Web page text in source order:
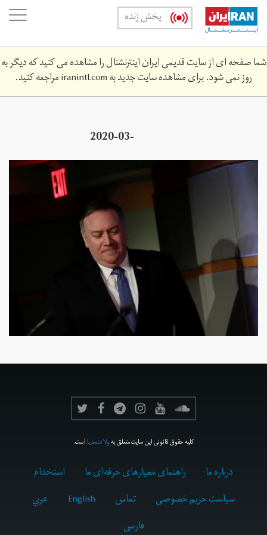
Skip
main
content
پخش زنده
شما صفحه ای از سایت قدیمی ایران اینترنشنال را مشاهده می کنید که دیگر به
روز نمی شود. برای مشاهده سایت جدید بهiranintl.comمراجعه کنید.
2020-03-
afghanistan-pompeo.jpg
کلیه حقوق قانونی این سایت متعلق بهولانت‌مدیااست.
درباره ما راهنمای معیارهای حرفه‌ای ما
استخدام
سیاست حریم خصوصی
تماس English
عربي
فارسى